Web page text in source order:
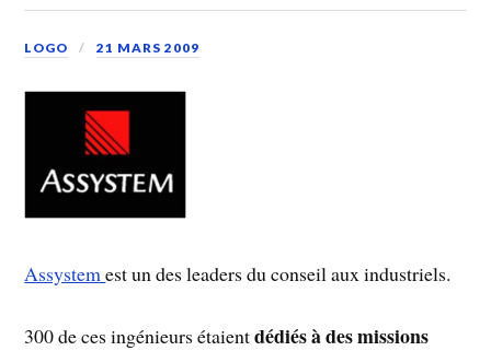
LOGO 21 MARS 2009
Assystemest un des leaders du conseil aux industriels.
300 de ces ingénieurs étaientdédiés à des missions